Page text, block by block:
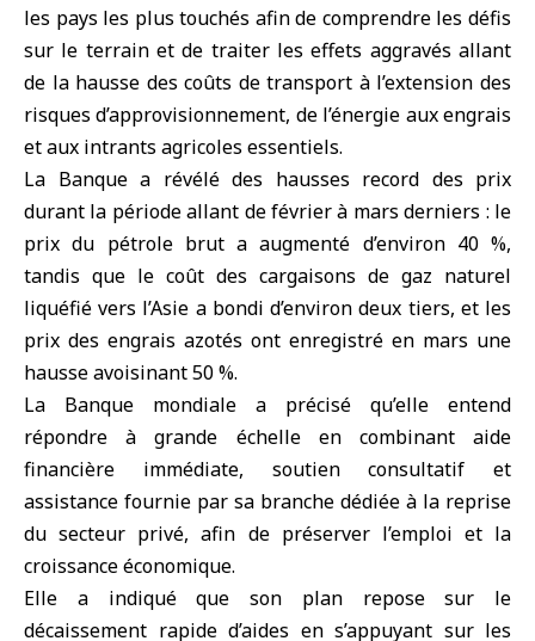
les pays les plus touchés afin de comprendre les défis
sur le terrain et de traiter les effets aggravés allant
de la hausse des coûts de transport à l’extension des
risques d’approvisionnement, de l’énergie aux engrais
et aux intrants agricoles essentiels.
La Banque a révélé des hausses record des prix
durant la période allant de février à mars derniers : le
prix du pétrole brut a augmenté d’environ 40 %,
tandis que le coût des cargaisons de gaz naturel
liquéfié vers l’Asie a bondi d’environ deux tiers, et les
prix des engrais azotés ont enregistré en mars une
hausse avoisinant 50 %.
La Banque mondiale a précisé qu’elle entend
répondre à grande échelle en combinant aide
financière immédiate, soutien consultatif et
assistance fournie par sa branche dédiée à la reprise
du secteur privé, afin de préserver l’emploi et la
croissance économique.
Elle a indiqué que son plan repose sur le
décaissement rapide d’aides en s’appuyant sur les